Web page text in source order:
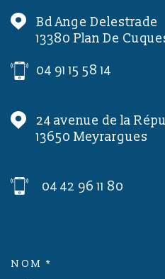
Bd Ange Delestrade
13380
Plan De
04 91 15 58 14
24 avenue de la
13650
Meyrargues
04 42 96 11 80
NOM *